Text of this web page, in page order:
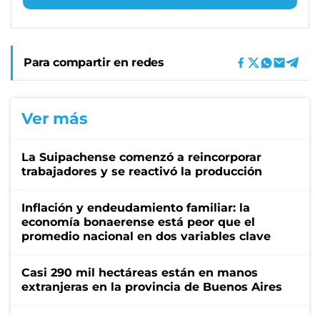
Para compartir en redes
Ver más
La Suipachense comenzó a reincorporar
trabajadores y se reactivó la producción
Inflación y endeudamiento familiar: la
economía bonaerense está peor que el
promedio nacional en dos variables clave
Casi 290 mil hectáreas están en manos
extranjeras en la provincia de Buenos Aires